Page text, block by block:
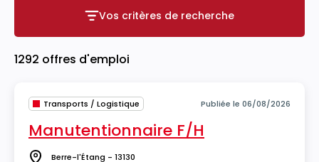
Vos critères de recherche
Vos critères de recherche
1292 offres d'emploi
Transports / Logistique Publiée le 06/08/2026
Manutentionnaire F/H
Berre-l'Étang - 13130